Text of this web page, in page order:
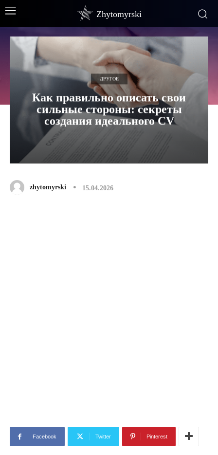
Zhytomyrski
ДРУГОЕ
Как правильно описать свои
сильные стороны: секреты
создания идеального CV
zhytomyrski 15.04.2026
Facebook Twitter Pinterest